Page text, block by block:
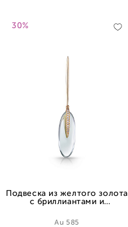
30%
Подвеска из желтого золота
с бриллиантами и
Au 585